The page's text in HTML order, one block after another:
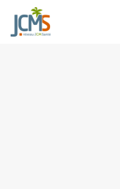
main